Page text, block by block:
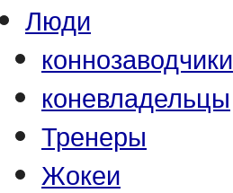
Люди
коннозаводчики
коневладельцы
Тренеры
Жокеи